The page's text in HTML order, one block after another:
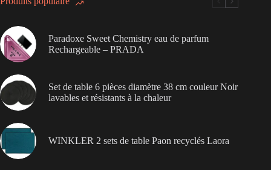
Paradoxe Sweet Chemistry eau de parfum
Rechargeable – PRADA
Set de table 6 pièces diamètre 38 cm couleur Noir
lavables et résistants à la chaleur
WINKLER 2 sets de table Paon recyclés Laora